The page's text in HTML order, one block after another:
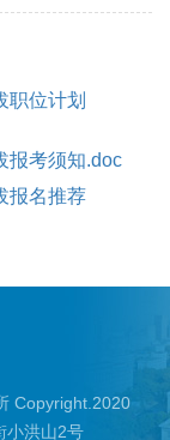
职位计划
报考须知.doc
报名推荐
Copyright.2020
小洪山2号